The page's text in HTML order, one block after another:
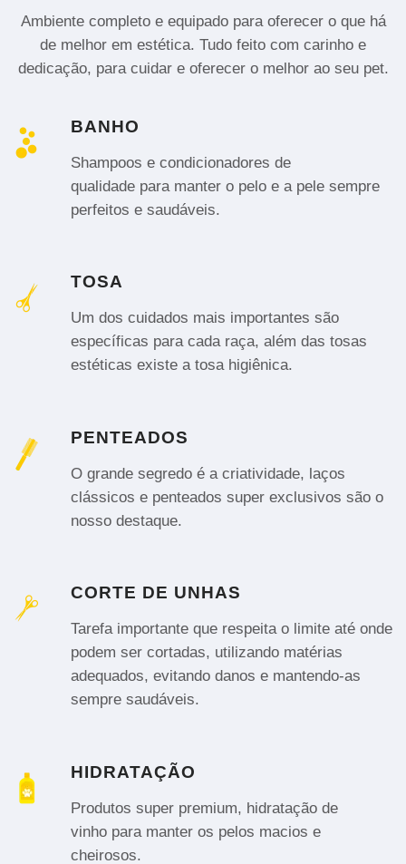
Ambiente completo e equipado para oferecer o que há
de melhor em estética. Tudo feito com carinho e
dedicação, para cuidar e oferecer o melhor ao seu pet.
BANHO
Shampoos e condicionadores de
qualidade para manter o pelo e a pele sempre
perfeitos e saudáveis.
TOSA
Um dos cuidados mais importantes são
específicas para cada raça, além das tosas
estéticas existe a tosa higiênica.
PENTEADOS
O grande segredo é a criatividade, laços
clássicos e penteados super exclusivos são o
nosso destaque.
CORTE DE UNHAS
Tarefa importante que respeita o limite até onde
podem ser cortadas, utilizando matérias
adequados, evitando danos e mantendo-as
sempre saudáveis.
HIDRATAÇÃO
Produtos super premium, hidratação de
vinho para manter os pelos macios e
cheirosos.